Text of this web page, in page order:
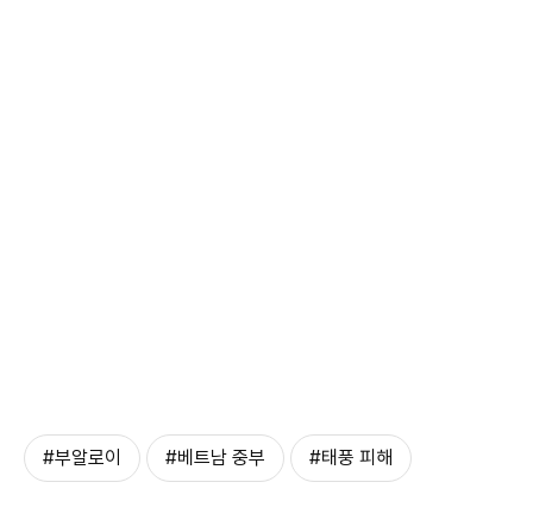
#부알로이 #베트남 중부 #태풍 피해